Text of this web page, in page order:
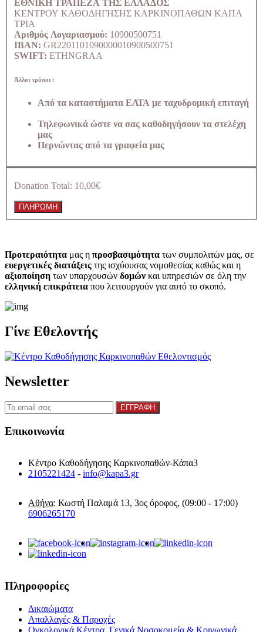
ΕΘΝΙΚΗ ΤΡΑΠΕΖΑ ΤΗΣ ΕΛΛΑΔΟΣ
ΚΕΝΤΡΟΥ ΚΑΘΟΔΗΓΗΣΗΣ ΚΑΡΚΙΝΟΠΑΘΩΝ ΚΑΠΑ
ΤΡΙΑ
Αριθμός Λογαριασμού: 10900500751
IBAN: GR2201101090000010900500751
SWIFT: ETHNGRAA
Άλλοι τρόποι :
Από τα καταστήματα ΕΛΤΑ με ταχυδρομική επιταγή
Τηλεφωνικά ώστε να σας καθοδηγήσουν τα στελέχη
μας
Περνώντας από τα γραφεία μας
Donation Total: 10,00€
Προτεραιότητα μας η προσβασιμότητα των συμπολιτών μας, σε
ευεργετικές διατάξεις της ισχύουσας νομοθεσίας καθώς και η
αξιοποίηση των υπαρχουσών δομών και υπηρεσιών σε όλη την
ελληνική επικράτεια που λειτουργούν για αυτό το σκοπό.​
Γίνε Εθελοντής
Newsletter
Επικοινωνία
Κέντρο Καθοδήγησης Καρκινοπαθών-Κάπα3
2105221424 - info@kapa3.gr
Αθήνα: Κωστή Παλαμά 13, 3ος όροφος, (09:00 - 17:00)
6906265170
Πληροφορίες
Δικαιώματα
Απαλλαγές & Παροχές
Ογκολογικά Κέντρα, Γενικά Νοσοκομεία & Κοινωνικά